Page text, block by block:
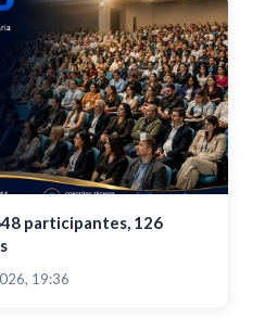
participantes, 126
19:36